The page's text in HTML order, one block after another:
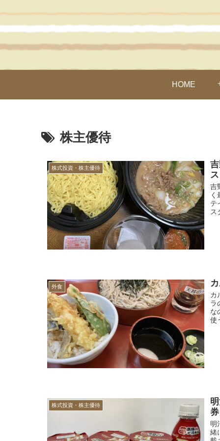
HOME
株主優待
株式投資・株主優待
吉
く
テ
ス
外食
カ
ラ
な
使
株式投資・株主優待
明
緒